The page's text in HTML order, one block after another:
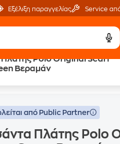
Εξέλιξη παραγγελίας Service
Polo Original Scarf
Βεραμάν
από Public Partner
Πλάτης Polo